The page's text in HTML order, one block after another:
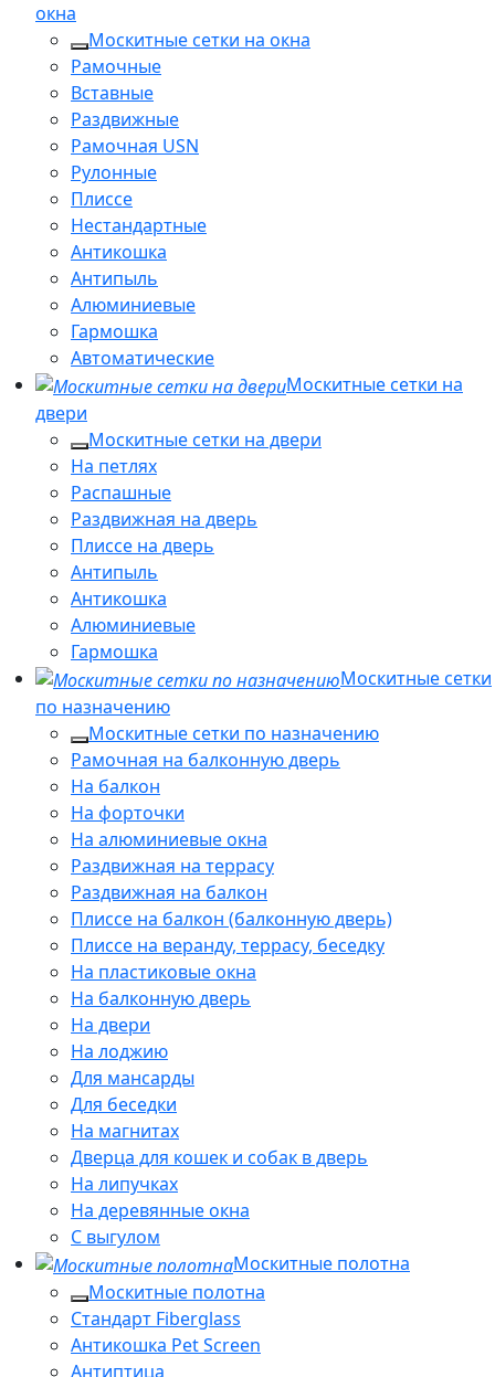
окна
Москитные сетки на окна
Рамочные
Вставные
Раздвижные
Рамочная USN
Рулонные
Плиссе
Нестандартные
Антикошка
Антипыль
Алюминиевые
Гармошка
Автоматические
Москитные сетки на
двери
Москитные сетки на двери
На петлях
Распашные
Раздвижная на дверь
Плиссе на дверь
Антипыль
Антикошка
Алюминиевые
Гармошка
Москитные сетки
по назначению
Москитные сетки по назначению
Рамочная на балконную дверь
На балкон
На форточки
На алюминиевые окна
Раздвижная на террасу
Раздвижная на балкон
Плиссе на балкон (балконную дверь)
Плиссе на веранду, террасу, беседку
На пластиковые окна
На балконную дверь
На двери
На лоджию
Для мансарды
Для беседки
На магнитах
Дверца для кошек и собак в дверь
На липучках
На деревянные окна
С выгулом
Москитные полотна
Москитные полотна
Стандарт Fiberglass
Антикошка Pet Screen
Антиптица